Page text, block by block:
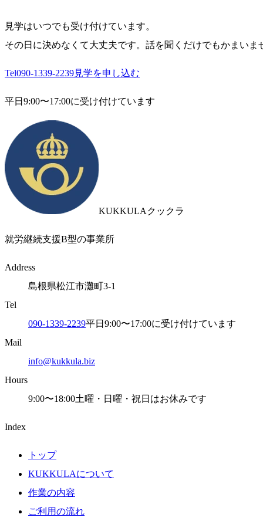
見学はいつでも受け付けています。
その日に決めなくて大丈夫です。話を聞くだけでもかまいま
Tel090-1339-2239見学を申し込む
平日9:00〜17:00に受け付けています
KUKKULA クックラ
就労継続支援B型の事業所
Address
島根県松江市灘町3-1
Tel
090-1339-2239平日9:00〜17:00に受け付けています
Mail
info@kukkula.biz
Hours
9:00〜18:00土曜・日曜・祝日 はお休みです
Index
トップ
KUKKULAについて
作業の内容
ご利用の流れ